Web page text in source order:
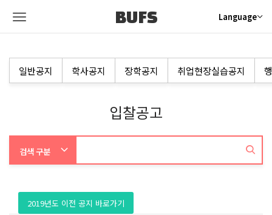
BUFS Language
일반공지 학사공지 장학공지 취업현장실습공지
입찰공고
2019년도 이전 공지 바로가기